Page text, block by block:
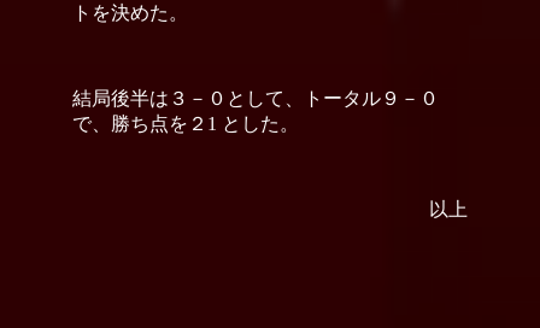
トを決めた。
結局後半は３－０として、トータル９－０
で、勝ち点を２1 とした。
以上